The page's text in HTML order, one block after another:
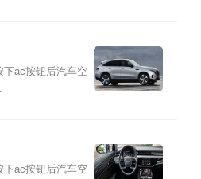
下ac按钮后汽车空
下ac按钮后汽车空